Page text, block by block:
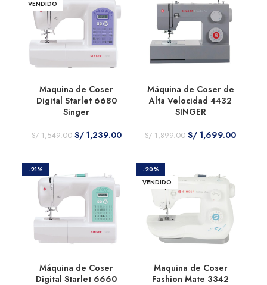
VENDIDO
Maquina de Coser
Digital Starlet 6680
Singer
S/1,549.00 S/1,239.00
Máquina de Coser de
Alta Velocidad 4432
SINGER
S/1,899.00 S/ 1,699.00
-21%
Máquina de Coser
Digital Starlet 6660
-20%
VENDIDO
Maquina de Coser
Fashion Mate 3342